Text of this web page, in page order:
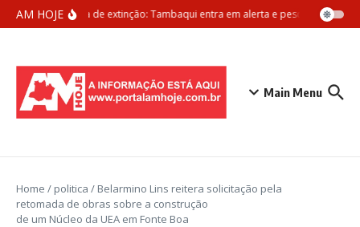
Ir para o conteúdo
AM HOJEAmeaça de extinção: Tambaqui entra em alerta e pesca pode ser
Main Menu
Home / politica / Belarmino Lins reitera solicitação pela
retomada de obras sobre a construção
de um Núcleo da UEA em Fonte Boa